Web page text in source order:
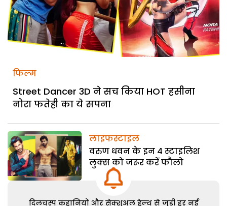
फिल्म
Street Dancer 3D ने सच किया HOT हसीना
नोरा फतेही का ये सपना
लाइफस्टाइल
वरुण धवन के इन 4 स्टाइलिश
लुक्स को जरूर करें फौलो
दिलचस्प कहानियों और सेक्शुअल हेल्थ से जुड़ी हर नई